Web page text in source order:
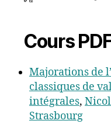
Cours
Majorations de
classiques de
intégrales,
Strasbourg